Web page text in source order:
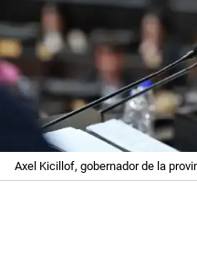
Axel Kicillof, gobernador de la